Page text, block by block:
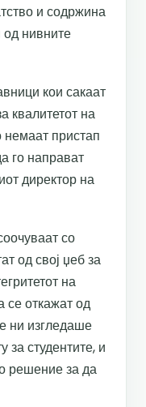
и содржина
нивните
кои сакаат
квалитетот на
немаат пристап
го направат
директор на
со
од свој џеб за
на
се откажат од
ни изгледаше
за студентите, и
решение за да